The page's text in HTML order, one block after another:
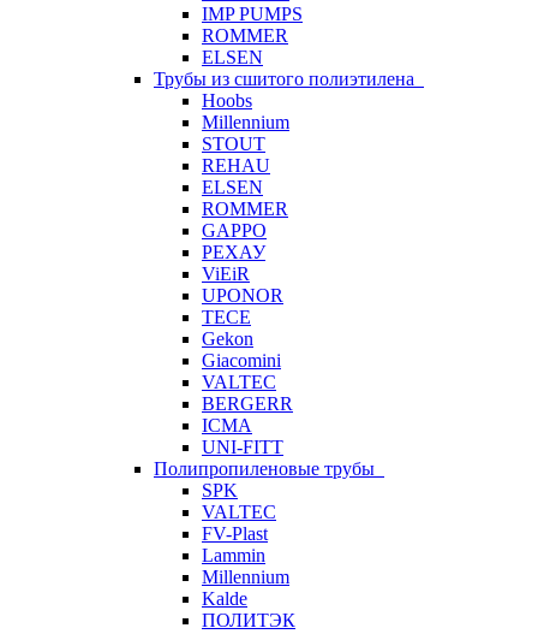
IMP PUMPS
ROMMER
ELSEN
Трубы из сшитого полиэтилена
Hoobs
Millennium
STOUT
REHAU
ELSEN
ROMMER
GAPPO
РЕХАУ
ViEiR
UPONOR
TECE
Gekon
Giacomini
VALTEC
BERGERR
ICMA
UNI-FITT
Полипропиленовые трубы
SPK
VALTEC
FV-Plast
Lammin
Millennium
Kalde
ПОЛИТЭК